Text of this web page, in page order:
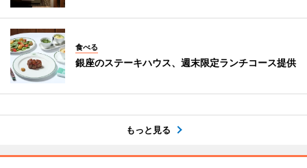
食べる
銀座のステーキハウス、週末限定ランチコース提供
もっと見る